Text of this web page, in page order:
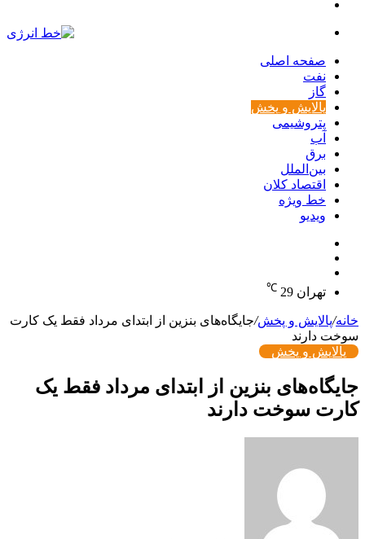
صفحه اصلی
نفت
گاز
پالایش و پخش
پتروشیمی
آب
برق
بین‌الملل
اقتصاد کلان
خط ویژه
ویدیو
تصادفی
تهران 29
℃
خانه/پالایش و پخش/جایگاه‌های بنزین از ابتدای مرداد فقط یک کارت
سوخت دارند
پالایش و پخش
جایگاه‌های بنزین از ابتدای مرداد فقط یک
کارت سوخت دارند